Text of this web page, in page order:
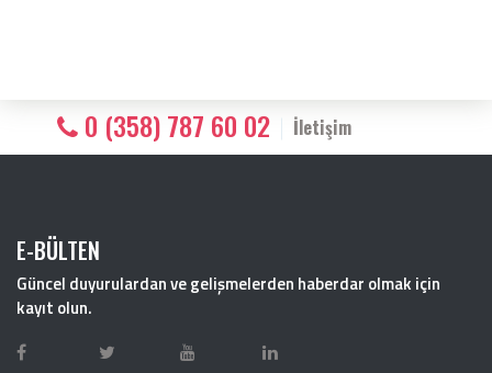
0 (358) 787 60 02 İletişim
E-BÜLTEN
Güncel duyurulardan ve gelişmelerden haberdar olmak için
kayıt olun.